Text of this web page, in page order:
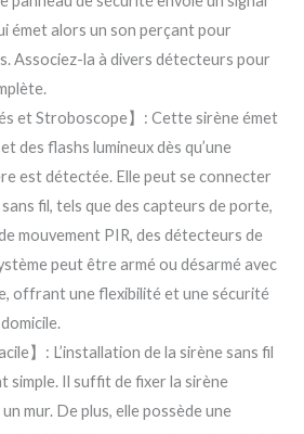
émet alors un son perçant pour
Associez-la à divers détecteurs pour
et Stroboscope】: Cette sirène émet
des flashs lumineux dès qu’une
est détectée. Elle peut se connecter
fil, tels que des capteurs de porte,
mouvement PIR, des détecteurs de
peut être armé ou désarmé avec
offrant une flexibilité et une sécurité
】: L’installation de la sirène sans fil
simple. Il suffit de fixer la sirène
mur. De plus, elle possède une